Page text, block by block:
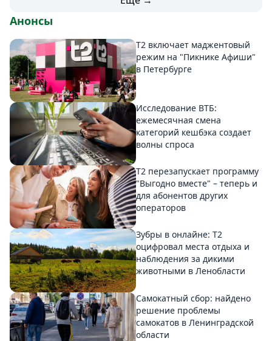
Анонсы
Т2 включает маджентовый
режим на "Пикнике Афиши"
в Петербурге
Исследование ВТБ:
ежемесячная смена
категорий кешбэка создает
волны спроса
Т2 перезапускает программу
"Выгодно вместе" – теперь и
для абонентов других
операторов
Зубры в онлайне: Т2
оцифровал места отдыха и
наблюдения за дикими
животными в Ленобласти
Самокатный сбор: найдено
решение проблемы
самокатов в Ленинградской
области